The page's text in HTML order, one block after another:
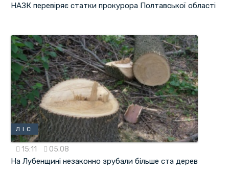
НАЗК перевіряє статки прокурора Полтавської області
ЛІС
15:11 05.08
На Лубенщині незаконно зрубали більше ста дерев